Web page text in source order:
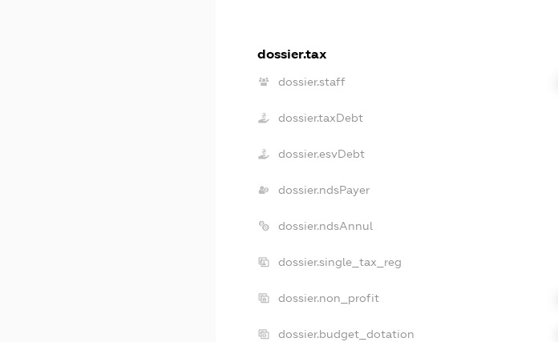
dossier.tax
dossier.staff
dossier.taxDebt
dossier.esvDebt
dossier.ndsPayer
dossier.ndsAnnul
dossier.single_tax_reg
dossier.non_profit
dossier.budget_dotation